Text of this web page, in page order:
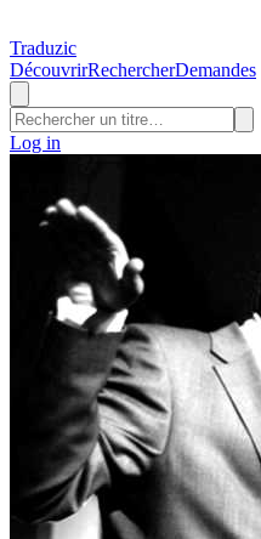
Traduzic
DécouvrirRechercherDemandes
Log in